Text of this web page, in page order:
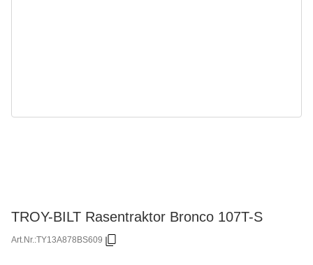
TROY-BILT Rasentraktor Bronco 107T-S
Art.Nr.:TY13A878BS609